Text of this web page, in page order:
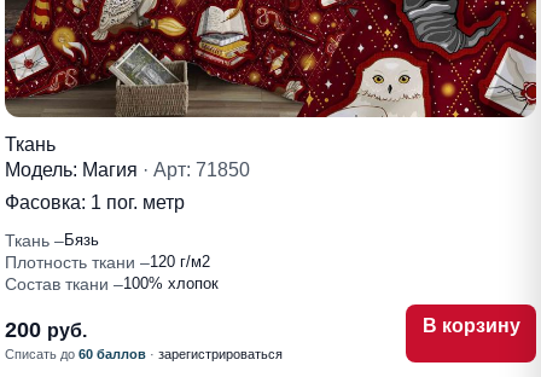
Ткань
Модель: Магия · Арт: 71850
Фасовка: 1 пог. метр
Ткань Бязь
Плотность ткани 120 г/м2
Состав ткани 100% хлопок
200 руб.
Списать до 60 баллов · зарегистрироваться
В корзину